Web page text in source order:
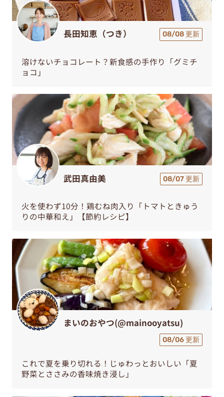
長田知恵（つき） 08/08 更新
溶けないチョコレート？新食感の手作り「グミチ
ョコ」
武田真由美 08/07 更新
火を使わず10分！鶏むね肉入り「トマトときゅう
りの中華和え」【節約レシピ】
まいのおやつ(@mainooyatsu)
08/06 更新
これで夏を乗り切れる！じゅわっとおいしい「夏
野菜とささみの香味焼き浸し」